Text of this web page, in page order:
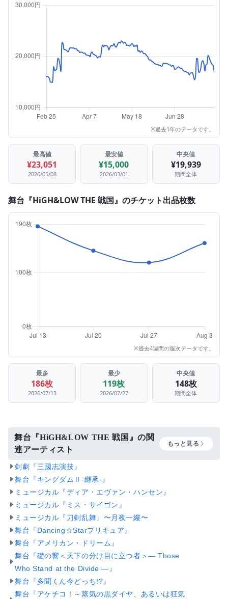
※過去1年のデータです。
最高値
¥23,051
2026/05/08
最安値
¥15,000
2026/03/01
中央値
¥19,939
期間全体
舞台『HiGH&LOW THE 戦国』のチケット出品枚数
※過去4週間の週次データです。
最多
186枚
2026/07/13
最少
119枚
2026/07/27
中央値
148枚
期間全体
舞台『HiGH&LOW THE 戦国』の関
連アーティスト
もっと見る
剣劇『三國志演技』
舞台『キングダムⅡ-継承-』
ミュージカル『ディア・エヴァン・ハンセン』
ミュージカル『ミス・サイゴン』
ミュージカル『刀剣乱舞』〜月夜一縷〜
舞台『Dancing☆Starプリキュア』
舞台『アメリカン・ドリーム』
舞台『礎の響＜天下の分け目に立つ者＞― Those
Who Stand at the Divide ―』
舞台『多聞くん今どっち!?』
舞台『アケチコ！～蒸気の黒ダイヤ、あるいは狂気